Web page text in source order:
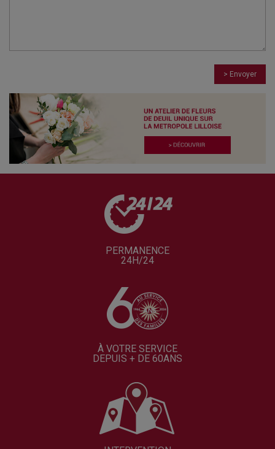
> Envoyer
PERMANENCE
24H/24
À VOTRE SERVICE
DEPUIS + DE 60ANS